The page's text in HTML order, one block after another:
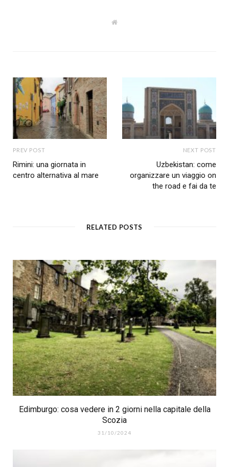
W
PREV POST
Rimini: una giornata in
centro alternativa al mare
NEXT POST
Uzbekistan: come
organizzare un viaggio on
the road e fai da te
RELATED POSTS
Edimburgo: cosa vedere in 2 giorni nella capitale della
Scozia
31/10/2024